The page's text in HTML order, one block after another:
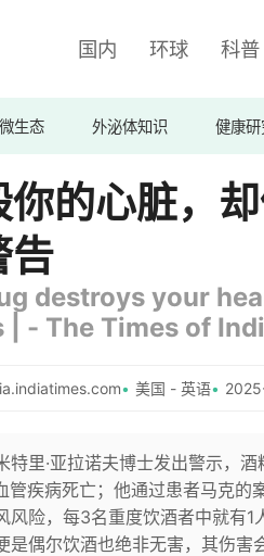
国内 环球 科普
生态 外泌体知识 健康研
的心脏，
告
destroys your
- The Times of
美国 - 英语
里·亚拉诺夫博士发出警示，
管疾病死亡；他通过患者马克的
风险，每3名重度饮酒者中就有
偶尔饮酒也绝非无害，其伤害